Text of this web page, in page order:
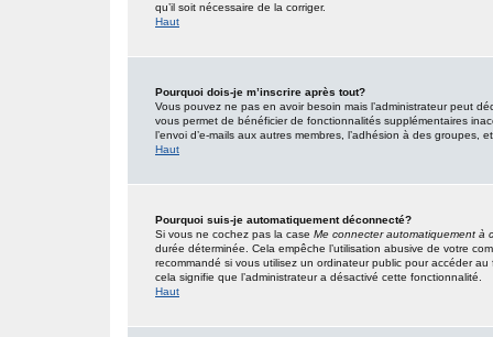
qu’il soit nécessaire de la corriger.
Haut
Pourquoi dois-je m’inscrire après tout?
Vous pouvez ne pas en avoir besoin mais l’administrateur peut
vous permet de bénéficier de fonctionnalités supplémentaires
l’envoi d’e-mails aux autres membres, l’adhésion à des groupes,
Haut
Pourquoi suis-je automatiquement déconnecté?
Si vous ne cochez pas la case Me connecter automatiquement à
durée déterminée. Cela empêche l’utilisation abusive de votre
recommandé si vous utilisez un ordinateur public pour accéder
cela signifie que l’administrateur a désactivé cette fonctionnalité.
Haut